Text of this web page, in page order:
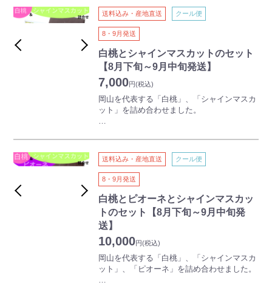
また、県の南北には標高差があり、寒暖差が
大きな地域から温暖な地域など多岐に亘りま
す。
この豊かな自然の中で育まれた岡山の農産物
の品質は高く、特に白桃は全国でも高い知名
度と生産量を誇ります。
一つひとつ手間ひまを惜しまずに育まれた高
品質なフルーツ、それが岡山のフルーツで
す。
この岡山自慢のフルーツをぜひご賞味くださ
い！
熱心な先人たちの手により改良・開発が続け
られ、他には見られない白さときめ細かな口
当たりの「白桃」として、岡山を代表する名
産になりました。
種がなく、大粒で甘いニューピオーネは、高
い人気を誇る岡山県の定番の特産ぶどうで
す。味が濃く、皮ばなれもよいことから、食
べやすく、子どもからご年配の方まで人気が
あります。
フトです。
送料込み・産地直送 クール便
8・9月発送
白桃とシャインマスカットのセット
【8月下旬～9月中旬発送】
7,000円(税込)
岡山を代表する「白桃」、「シャインマスカ
ット」を詰め合わせました。
はじまりは明治8年にまでさかのぼります。
熱心な先人たちの手により改良・開発が続け
られ、他には見られない白さときめ細かな口
当たりの「白桃」として、岡山を代表する名
産になりました。
今、全国的に話題のシャインマスカットです
が、岡山県産のものは、特に人気です。糖度
が高く、種もなく、しかも皮ごと食べられる
ため、口いっぱいにマスカットの香りと味が
広がります。
ボリュームと高級感を兼ねそなえた贅沢な夏
ギフトです。
送料込み・産地直送 クール便
8・9月発送
白桃とピオーネとシャインマスカッ
トのセット【8月下旬～9月中旬発
送】
10,000円(税込)
岡山を代表する「白桃」、「シャインマスカ
ット」、「ピオーネ」を詰め合わせました。